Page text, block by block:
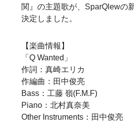
関』の主題歌が、SparQlewの
決定しました。
【楽曲情報】
「Q Wanted」
作詞：真崎エリカ
作編曲：田中俊亮
Bass：工藤 嶺(F.M.F)
Piano：北村真奈美
Other Instruments：田中俊亮